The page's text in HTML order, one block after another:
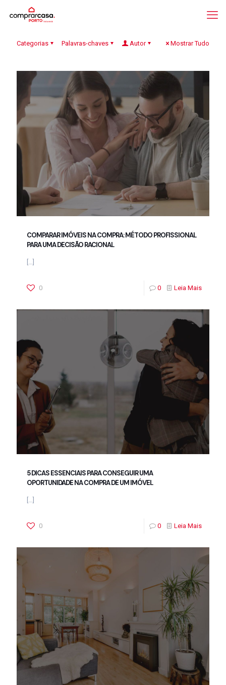
Categorias Palavras-chaves Autor Mostrar Tudo
COMPARAR IMÓVEIS NA COMPRA: MÉTODO PROFISSIONAL
PARA UMA DECISÃO RACIONAL
[…]
0 0 Leia Mais
5 DICAS ESSENCIAIS PARA CONSEGUIR UMA
OPORTUNIDADE NA COMPRA DE UM IMÓVEL
[…]
0 0 Leia Mais